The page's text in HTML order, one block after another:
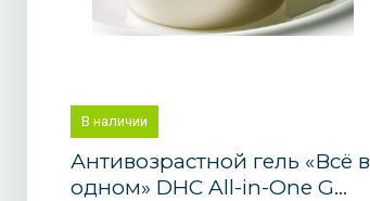
В наличии
Антивозрастной гель «Всё в
одном» DHC All-in-One G...